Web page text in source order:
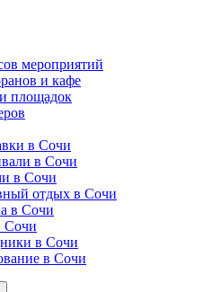
мероприятий
и кафе
площадок
в Сочи
в Сочи
в Сочи
отдых в Сочи
в Сочи
Сочи
в Сочи
в Сочи